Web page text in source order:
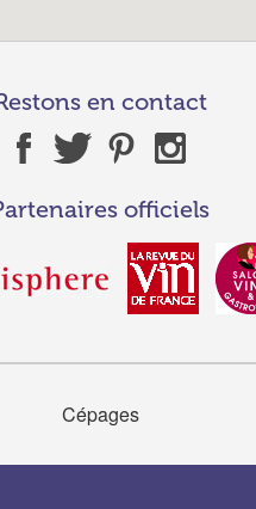
en contact
officiels
Cépages